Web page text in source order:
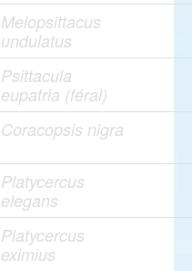
Melopsittacus
undulatus
Psittacula
eupatria (féral)
Coracopsis nigra
Platycercus
elegans
Platycercus
eximius